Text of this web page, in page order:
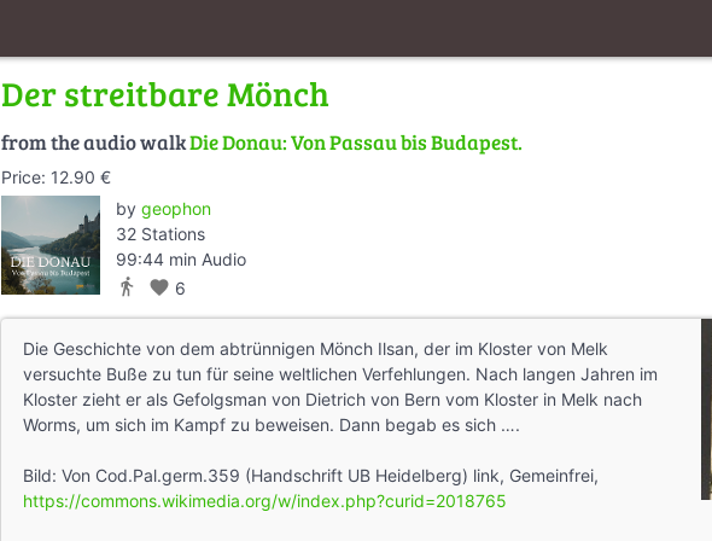
Der streitbare Mönch
from the audio walkDie Donau: Von Passau bis Budapest.
Price: 12.90 €
by geophon
32 Stations
99:44 min Audio
directions_walk favorite 6
Die Geschichte von dem abtrünnigen Mönch Ilsan, der im Kloster von Melk
versuchte Buße zu tun für seine weltlichen Verfehlungen. Nach langen Jahren im
Kloster zieht er als Gefolgsman von Dietrich von Bern vom Kloster in Melk nach
Worms, um sich im Kampf zu beweisen. Dann begab es sich ….
Bild: Von Cod.Pal.germ.359 (Handschrift UB Heidelberg) link, Gemeinfrei,
https://commons.wikimedia.org/w/index.php?curid=2018765